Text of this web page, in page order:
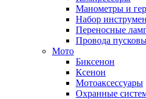
Манометры и
Набор
Переносные
Провода
Мото
Биксенон
Ксенон
Мотоаксессуары
Охранные